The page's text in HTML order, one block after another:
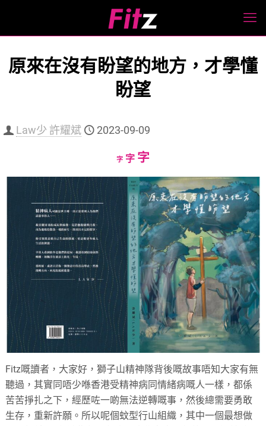
原來在沒有盼望的地方，才學懂
盼望
Law少 許耀斌 2023-09-09
字Decrease
size.
字Reset
size.
字Increase
size.
Fitz嘅讀者，大家好，獅子山精神隊背後嘅故事唔知大家有無
聽過，其實同唔少喺香港受精神病同情緒病嘅人一樣，都係
苦苦掙扎之下，經歷咗一啲無法逆轉嘅事，然後總需要勇敢
生存，重新許願。所以呢個蚊型行山組織，其中一個最想做